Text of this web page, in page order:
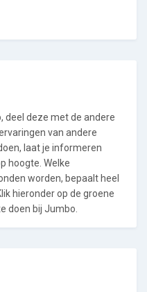
deel deze met de andere
van andere
laat je informeren
hoogte. Welke
worden, bepaalt heel
hieronder op de groene
doen bij Jumbo.